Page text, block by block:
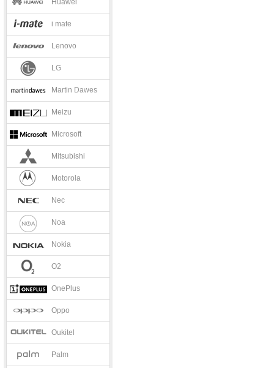
Huawei
i mate
Lenovo
LG
Martin Dawes
Meizu
Microsoft
Mitsubishi
Motorola
Nec
Noa
Nokia
O2
OnePlus
Oppo
Oukitel
Palm